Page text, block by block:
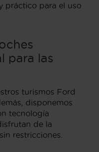
práctico para el uso
para las
turismos Ford
disponemos
tecnología
de la
restricciones.